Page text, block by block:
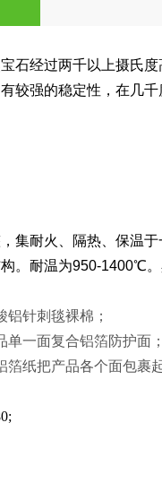
石经过两千以上摄氏
较强的稳定性，在几
集耐火、隔热、保温
。耐温为950-1400℃。
铝针刺毯裸棉；
单一面复合铝箔防护面；
纸把产品各个面包裹起